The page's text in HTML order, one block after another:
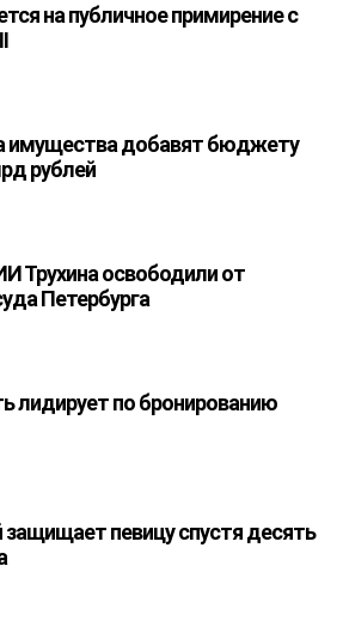
на публичное примирение с
имущества добавят бюджету
рублей
Трухина освободили от
Петербурга
лидирует по бронированию
певицу спустя десять